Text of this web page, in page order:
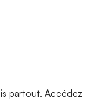
partout. Accédez